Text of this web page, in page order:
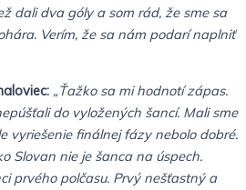
dali dva góly a som rád, že sme sa
Verím, že sa nám podarí naplniť
„Ťažko sa mi hodnotí zápas.
do vyložených šancí. Mali sme
vyriešenie finálnej fázy nebolo dobré.
Slovan nie je šanca na úspech.
prvého polčasu. Prvý nešťastný a